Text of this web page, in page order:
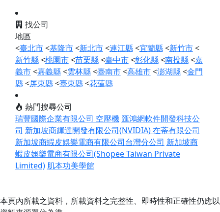
找公司
地區
<臺北市<基隆市<新北市<連江縣<宜蘭縣<新竹市<
新竹縣<桃園市<苗栗縣<臺中市<彰化縣<南投縣<嘉
義市<嘉義縣<雲林縣<臺南市<高雄市<澎湖縣<金門
縣<屏東縣<臺東縣<花蓮縣
熱門搜尋公司
瑞豐國際企業有限公司 空壓機 匯鴻網軟件開發科技公
司 新加坡商輝達開發有限公司(NVIDIA)在蒂有限公司
新加坡商蝦皮娛樂電商有限公司台灣分公司 新加坡商
蝦皮娛樂電商有限公司(Shopee Taiwan Private
Limited) 肌本功美學館
本頁內所載之資料，所載資料之完整性、即時性和正確性仍應以